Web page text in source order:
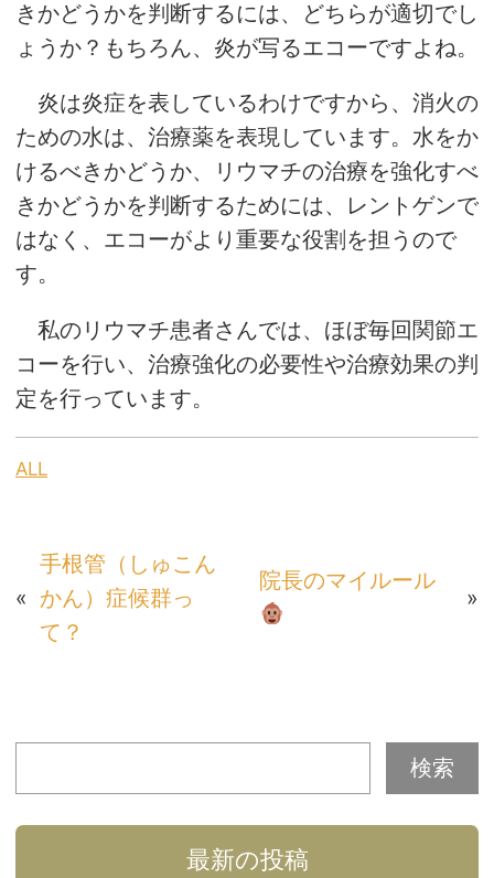
きかどうかを判断するには、どちらが適切でし
ょうか？もちろん、炎が写るエコーですよね。
炎は炎症を表しているわけですから、消火の
ための水は、治療薬を表現しています。水をか
けるべきかどうか、リウマチの治療を強化すべ
きかどうかを判断するためには、レントゲンで
はなく、エコーがより重要な役割を担うので
す。
私のリウマチ患者さんでは、ほぼ毎回関節エ
コーを行い、治療強化の必要性や治療効果の判
定を行っています。
ALL
«
手根管（しゅこん
かん）症候群っ
て？
院長のマイルール
»
最新の投稿